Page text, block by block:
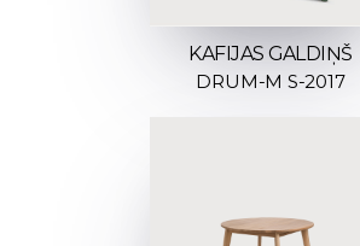
KAFIJAS GALDIŅŠ
DRUM-M S-2017